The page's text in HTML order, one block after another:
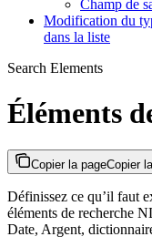
Champ de
Modification du
dans la liste
Search Elements
Éléments
Copier la pageCopier
Définissez ce qu’il faut
éléments de recherche
Date, Argent,